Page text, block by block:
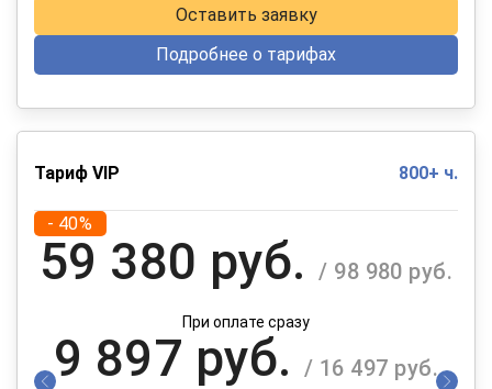
Оставить заявку
Подробнее о тарифах
Тариф VIP 800+ ч.
- 40%
59 380 руб. / 98 980 руб.
При оплате сразу
9 897 руб. / 16 497 руб.